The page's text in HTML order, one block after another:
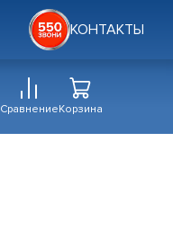
КОНТАКТЫ
СравнениеКорзина